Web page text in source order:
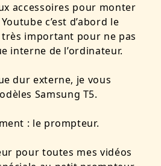
accessoires pour monter
c’est d’abord le
important pour ne pas
interne de l’ordinateur.
dur externe, je vous
Samsung T5.
: le prompteur.
pour toutes mes vidéos